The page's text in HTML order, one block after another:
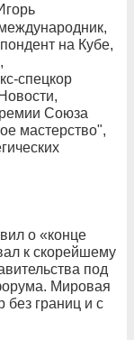
на Кубе,
спецкор
Союза
мастерство",
о «конце
к скорейшему
под
Мировая
без границ и с